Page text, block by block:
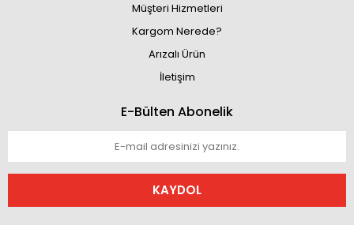
Müşteri Hizmetleri
Kargom Nerede?
Arızalı Ürün
İletişim
E-Bülten Abonelik
KAYDOL